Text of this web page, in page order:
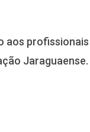
aos